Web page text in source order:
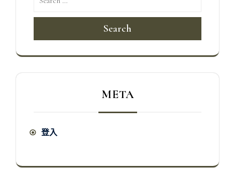
Search
META
登入